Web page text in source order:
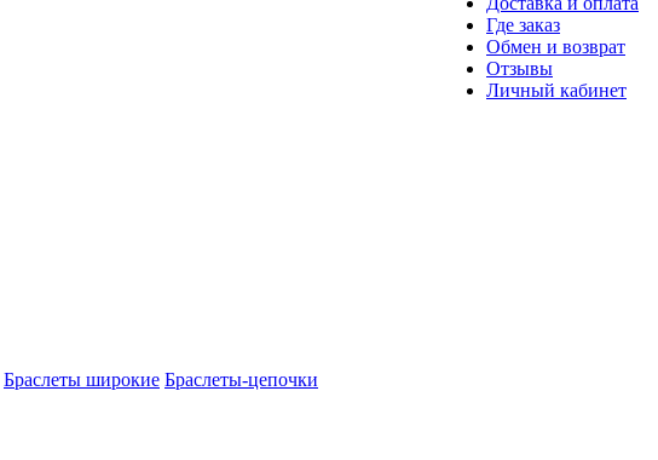
Где заказ
Обмен и возврат
Отзывы
Личный кабинет
Браслеты широкие Браслеты-цепочки